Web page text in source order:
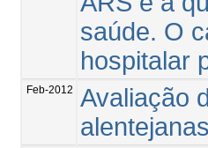
saúde. O
hospitalar
Feb-2012
Avaliação